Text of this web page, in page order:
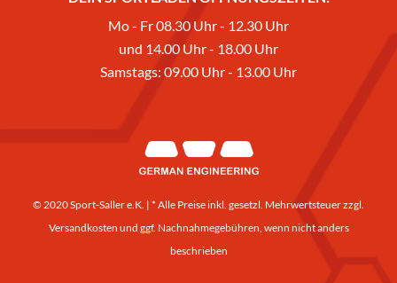
Mo - Fr 08.30 Uhr - 12.30 Uhr
und 14.00 Uhr - 18.00 Uhr
Samstags: 09.00 Uhr - 13.00 Uhr
© 2020 Sport-Saller e.K. | * Alle Preise inkl. gesetzl. Mehrwertsteuer zzgl.
Versandkosten und ggf. Nachnahmegebühren, wenn nicht anders
beschrieben